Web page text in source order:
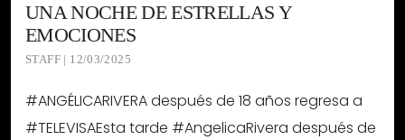
UNA NOCHE DE ESTRELLAS Y
EMOCIONES
STAFF | 12/03/2025
#ANGÉLICARIVERA después de 18 años regresa a
#TELEVISAEsta tarde #AngelicaRivera después de